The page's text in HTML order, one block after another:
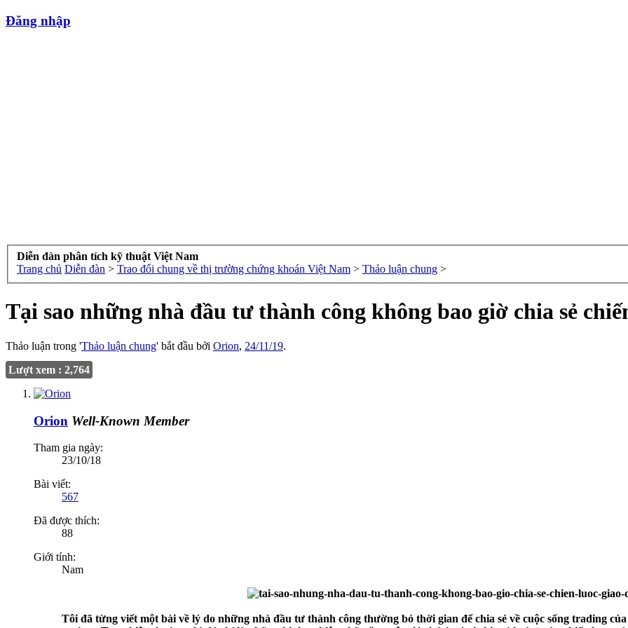
Đăng nhập
Diễn đàn phân tích kỹ thuật Việt Nam
Trang chủ Diễn đàn > Trao đổi chung về thị trường chứng khoán Việt Nam > Thảo luận chung >
Tại sao những nhà đầu tư thành công không bao giờ chia sẻ
Thảo luận trong 'Thảo luận chung' bắt đầu bởi Orion, 24/11/19.
Lượt xem : 2,764
Orion Well-Known Member
Tham gia ngày:
23/10/18
Bài viết:
567
Đã được thích:
88
Giới tính:
Nam
Tôi đã từng viết một bài về lý do những nhà đầu tư thành công thường bỏ thời gian để chia sẻ về cuộc sống trading